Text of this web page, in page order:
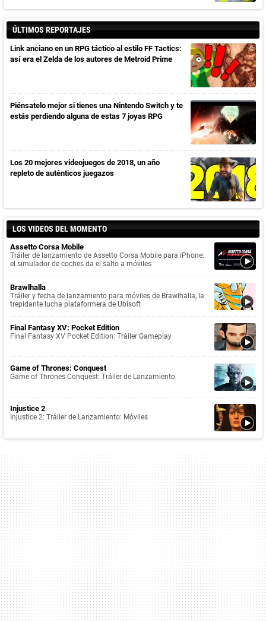
ÚLTIMOS REPORTAJES
Link anciano en un RPG táctico al estilo FF Tactics:
así era el Zelda de los autores de Metroid Prime
Piénsatelo mejor si tienes una Nintendo Switch y te
estás perdiendo alguna de estas 7 joyas RPG
Los 20 mejores videojuegos de 2018, un año
repleto de auténticos juegazos
LOS VIDEOS DEL MOMENTO
Assetto Corsa Mobile
Tráiler de lanzamiento de Assetto Corsa Mobile para iPhone:
el simulador de coches da el salto a móviles
Brawlhalla
Tráiler y fecha de lanzamiento para móviles de Brawlhalla, la
trepidante lucha plataformera de Ubisoft
Final Fantasy XV: Pocket Edition
Final Fantasy XV Pocket Edition: Tráiler Gameplay
Game of Thrones: Conquest
Game of Thrones Conquest: Tráiler de Lanzamiento
Injustice 2
Injustice 2: Tráiler de Lanzamiento: Móviles